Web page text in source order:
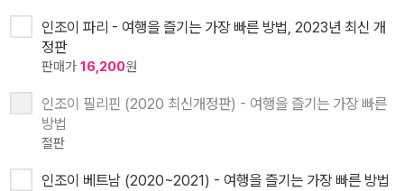
인조이 파리 - 여행을 즐기는 가장 빠른 방법, 2023년 최신 개
정판
판매가 16,200원
인조이 필리핀 (2020 최신개정판) - 여행을 즐기는 가장 빠른
방법
절판
인조이 베트남 (2020~2021) - 여행을 즐기는 가장 빠른 방법